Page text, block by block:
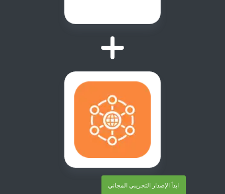
ابدأ الإصدار التجريبي المجاني